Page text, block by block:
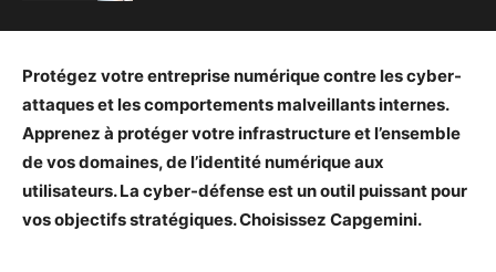
Protégez votre entreprise numérique contre les cyber-
attaques et les comportements malveillants internes.
Apprenez à protéger votre infrastructure et l’ensemble
de vos domaines, de l’identité numérique aux
utilisateurs. La cyber-défense est un outil puissant pour
vos objectifs stratégiques. Choisissez Capgemini.